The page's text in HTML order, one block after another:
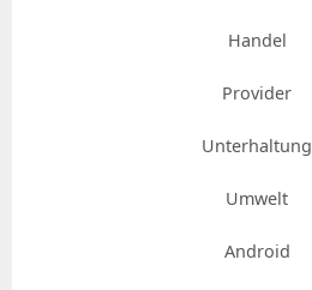
Handel
Provider
Unterhaltung
Umwelt
Android